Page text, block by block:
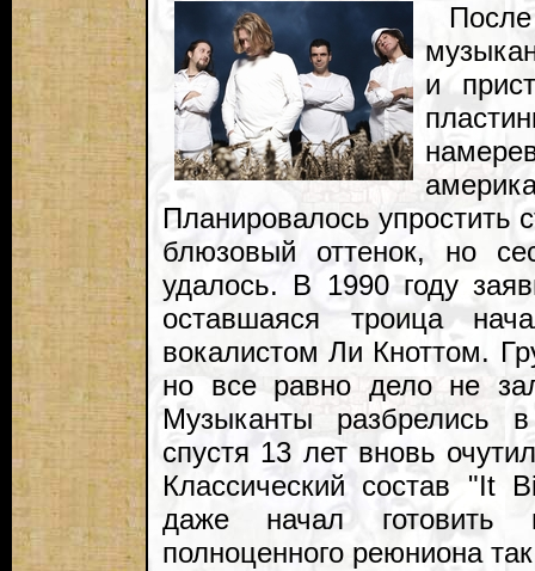
и
Планировалось упростить
блюзовый оттенок, но
удалось. В 1990 году
оставшаяся троица
вокалистом Ли Кноттом.
но все равно дело не
Музыканты
спустя 13 лет вновь
Классический состав "It
даже начал готовить
полноценного реюниона